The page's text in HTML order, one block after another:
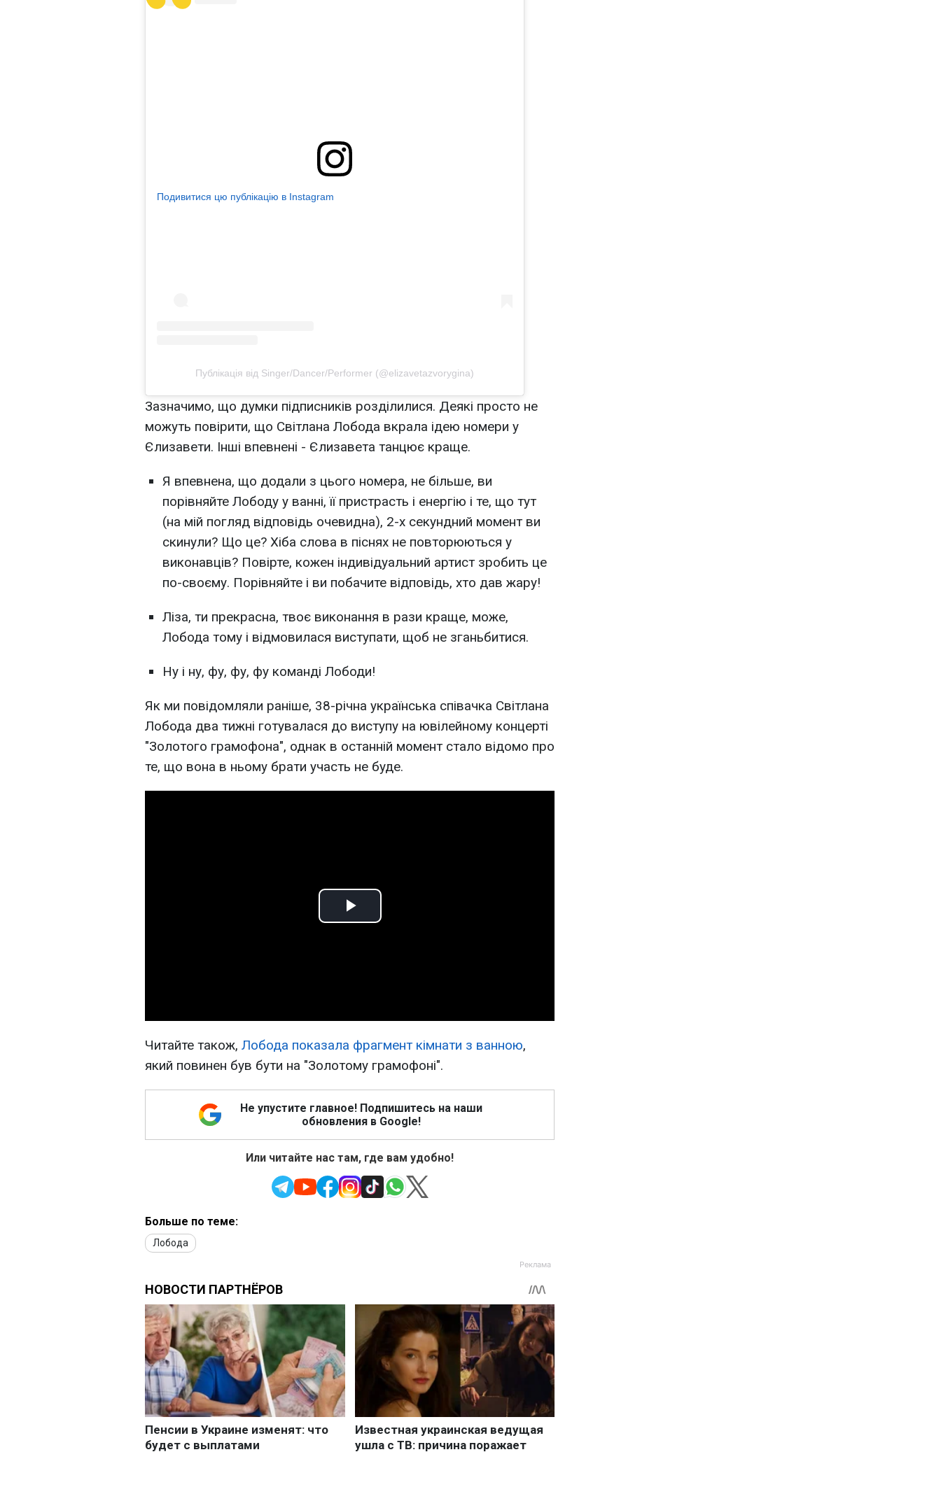
Подивитися цю публікацію в Instagram
Публікація від Singer/Dancer/Performer (@elizavetazvorygina)
Зазначимо, що думки підписників розділилися. Деякі просто не
можуть повірити, що Світлана Лобода вкрала ідею номери у
Єлизавети. Інші впевнені - Єлизавета танцює краще.
Я впевнена, що додали з цього номера, не більше, ви
порівняйте Лободу у ванні, її пристрасть і енергію і те, що тут
(на мій погляд відповідь очевидна), 2-х секундний момент ви
скинули? Що це? Хіба слова в піснях не повторюються у
виконавців? Повірте, кожен індивідуальний артист зробить це
по-своєму. Порівняйте і ви побачите відповідь, хто дав жару!
Ліза, ти прекрасна, твоє виконання в рази краще, може,
Лобода тому і відмовилася виступати, щоб не зганьбитися.
Ну і ну, фу, фу, фу команді Лободи!
Як ми повідомляли раніше, 38-річна українська співачка Світлана
Лобода два тижні готувалася до виступу на ювілейному концерті
"Золотого грамофона", однак в останній момент стало відомо про
те, що вона в ньому брати участь не буде.
Play
Читайте також, Лобода показала фрагмент кімнати з ванною,
який повинен був бути на "Золотому грамофоні".
Не упустите главное! Подпишитесь на наши
обновления в Google!
Или читайте нас там, где вам удобно!
Больше по теме:
Лобода